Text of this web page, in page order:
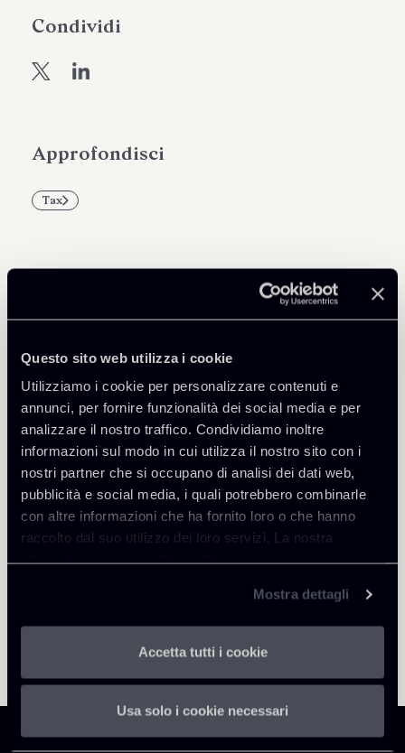
Questo sito web utilizza i cookie
Utilizziamo i cookie per personalizzare contenuti e
annunci, per fornire funzionalità dei social media e per
analizzare il nostro traffico. Condividiamo inoltre
informazioni sul modo in cui utilizza il nostro sito con i
nostri partner che si occupano di analisi dei dati web,
pubblicità e social media, i quali potrebbero combinarle
con altre informazioni che ha fornito loro o che hanno
raccolto dal suo utilizzo dei loro servizi. La nostra
informativa privacy è disponibilequi.
Mostra dettagli
Accetta tutti i cookie
Usa solo i cookie necessari
Approfondisci
Tax
Condividi
Torna agli Insights
Professionisti correlati
Marco Di Siena
SEDI
Roma
Scopri il professionista